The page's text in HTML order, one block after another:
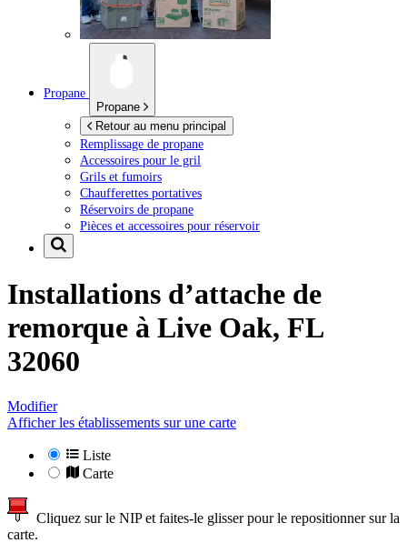
Propane
Propane
Retour au menu principal
Remplissage de propane
Accessoires pour le gril
Grils et fumoirs
Chaufferettes portatives
Réservoirs de propane
Pièces et accessoires pour réservoir
Installations d’attache de
remorque à Live Oak, FL
32060
Modifier
Afficher les établissements sur une carte
Liste
Carte
Cliquez sur le NIP et faites-le glisser pour le repositionner sur la
carte.